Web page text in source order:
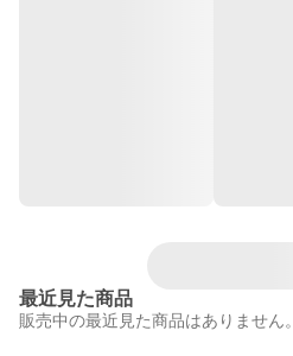
最近見た商品
販売中の最近見た商品はありません。